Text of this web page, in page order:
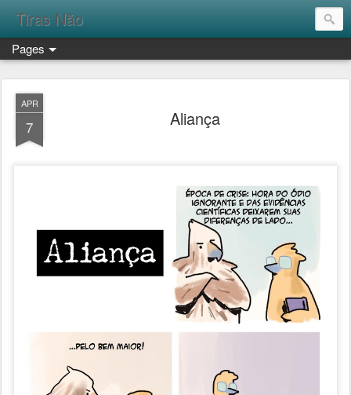
Tiras Não
Pages
APR
7 Aliança